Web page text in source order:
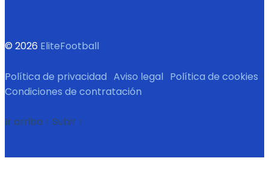
© 2026 EliteFootball
Política de privacidad · Aviso legal · Política de cookies ·
Condiciones de contratación
Ir arriba ↑ Subir ↑